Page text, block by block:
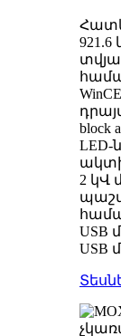
921.6
block
LED-
2 կՎ
USB
USB